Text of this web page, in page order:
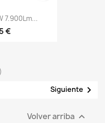
7.900Lm...
€
Siguiente 
Volver arriba 